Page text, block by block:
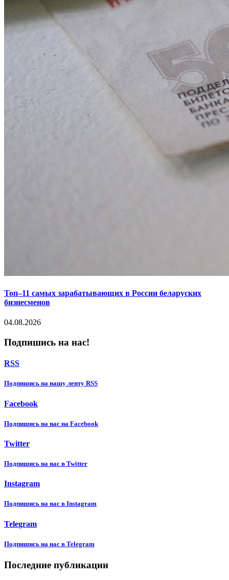
Топ–11 самых зарабатывающих в России беларуских
бизнесменов
04.08.2026
Подпишись на нас!
RSS
Подпишиcь на нашу ленту RSS
Facebook
Подпишиcь на нас на Facebook
Twitter
Подпишиcь на нас в Twitter
Instagram
Подпишиcь на нас в Instagram
Telegram
Подпишиcь на нас в Telegram
Последние публикации